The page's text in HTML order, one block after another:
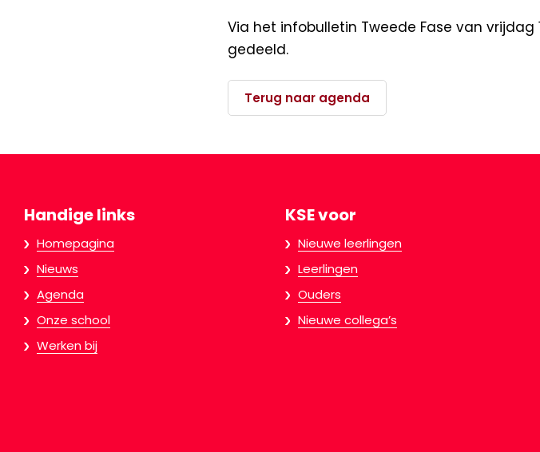
Via het infobulletin Tweede Fase van
gedeeld.
Terug naar agenda
Handige links
Homepagina
Nieuws
Agenda
Onze school
Werken bij
KSE voor
Nieuwe leerlingen
Leerlingen
Ouders
Nieuwe collega’s